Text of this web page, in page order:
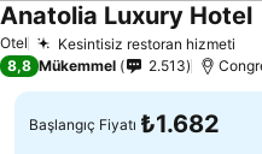
Otel Kesintisiz restoran hizmeti
Anatolia Luxury Hotel
8,8 Mükemmel 2.513
Başlangıç Fiyatı ₺1.682